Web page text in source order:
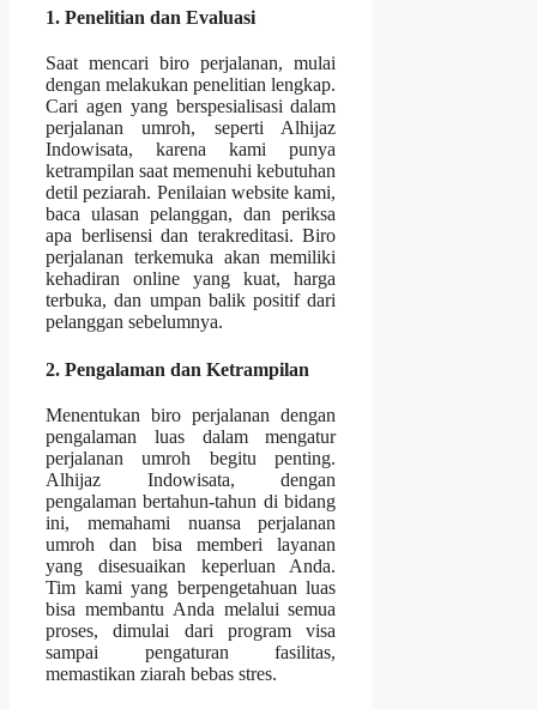
1. Penelitian dan Evaluasi
Saat mencari biro perjalanan, mulai
dengan melakukan penelitian lengkap.
Cari agen yang berspesialisasi dalam
perjalanan umroh, seperti Alhijaz
Indowisata, karena kami punya
ketrampilan saat memenuhi kebutuhan
detil peziarah. Penilaian website kami,
baca ulasan pelanggan, dan periksa
apa berlisensi dan terakreditasi. Biro
perjalanan terkemuka akan memiliki
kehadiran online yang kuat, harga
terbuka, dan umpan balik positif dari
pelanggan sebelumnya.
2. Pengalaman dan Ketrampilan
Menentukan biro perjalanan dengan
pengalaman luas dalam mengatur
perjalanan umroh begitu penting.
Alhijaz Indowisata, dengan
pengalaman bertahun-tahun di bidang
ini, memahami nuansa perjalanan
umroh dan bisa memberi layanan
yang disesuaikan keperluan Anda.
Tim kami yang berpengetahuan luas
bisa membantu Anda melalui semua
proses, dimulai dari program visa
sampai pengaturan fasilitas,
memastikan ziarah bebas stres.